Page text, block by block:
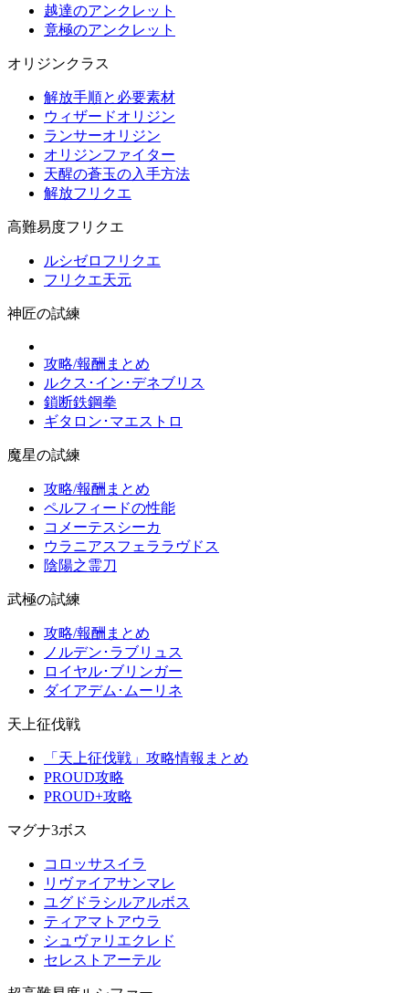
越達のアンクレット
竟極のアンクレット
オリジンクラス
解放手順と必要素材
ウィザードオリジン
ランサーオリジン
オリジンファイター
天醒の蒼玉の入手方法
解放フリクエ
高難易度フリクエ
ルシゼロフリクエ
フリクエ天元
神匠の試練
攻略/報酬まとめ
ルクス･イン･デネブリス
鎖断鉄鋼拳
ギタロン･マエストロ
魔星の試練
攻略/報酬まとめ
ペルフィードの性能
コメーテスシーカ
ウラニアスフェララヴドス
陰陽之霊刀
武極の試練
攻略/報酬まとめ
ノルデン･ラブリュス
ロイヤル･ブリンガー
ダイアデム･ムーリネ
天上征伐戦
「天上征伐戦」攻略情報まとめ
PROUD攻略
PROUD+攻略
マグナ3ボス
コロッサスイラ
リヴァイアサンマレ
ユグドラシルアルボス
ティアマトアウラ
シュヴァリエクレド
セレストアーテル